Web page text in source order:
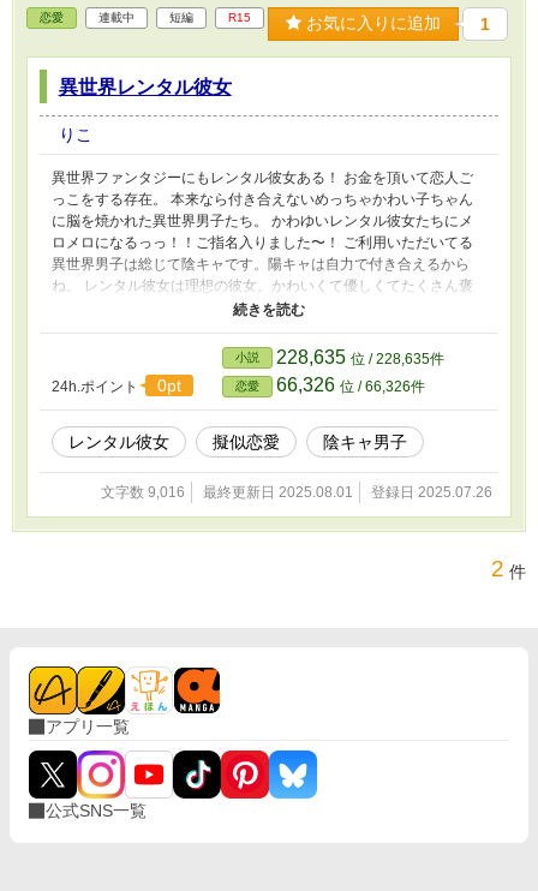
恋愛 連載中 短編 R15 お気に入りに追加 1
異世界レンタル彼女
りこ
異世界ファンタジーにもレンタル彼女ある！ お金を頂いて恋人ご
っこをする存在。 本来なら付き合えないめっちゃかわい子ちゃん
に脳を焼かれた異世界男子たち。 かわゆいレンタル彼女たちにメ
ロメロになるっっ！！ご指名入りました〜！ ご利用いただいてる
異世界男子は総じて陰キャです。陽キャは自力で付き合えるから
ね。 レンタル彼女は理想の彼女。かわいくて優しくてたくさん褒
めてくれて僕のことを好きでいてくれる存在。（有料） お相手の
24h.ポイント 0pt
小説 228,635 位 / 228,635件
恋愛 66,326 位 / 66,326件
レンタル彼女 擬似恋愛 陰キャ男子
文字数 9,016 最終更新日 2025.08.01 登録日 2025.07.26
2 件
アプリ一覧
公式SNS一覧